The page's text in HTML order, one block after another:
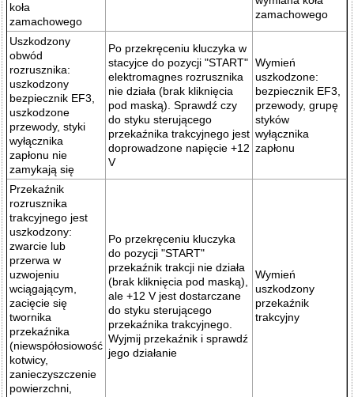
koła
zamachowego
zamachowego
Uszkodzony
obwód
rozrusznika:
uszkodzony
bezpiecznik EF3,
uszkodzone
przewody, styki
wyłącznika
zapłonu nie
zamykają się
Po przekręceniu kluczyka w
stacyjce do pozycji "START"
elektromagnes rozrusznika
nie działa (brak kliknięcia
pod maską). Sprawdź czy
do styku sterującego
przekaźnika trakcyjnego jest
doprowadzone napięcie +12
V
Wymień
uszkodzone:
bezpiecznik EF3,
przewody, grupę
styków
wyłącznika
zapłonu
Przekaźnik
rozrusznika
trakcyjnego jest
uszkodzony:
zwarcie lub
przerwa w
uzwojeniu
wciągającym,
zacięcie się
twornika
przekaźnika
(niewspółosiowość
kotwicy,
zanieczyszczenie
powierzchni,
Po przekręceniu kluczyka
do pozycji "START"
przekaźnik trakcji nie działa
(brak kliknięcia pod maską),
ale +12 V jest dostarczane
do styku sterującego
przekaźnika trakcyjnego.
Wyjmij przekaźnik i sprawdź
jego działanie
Wymień
uszkodzony
przekaźnik
trakcyjny